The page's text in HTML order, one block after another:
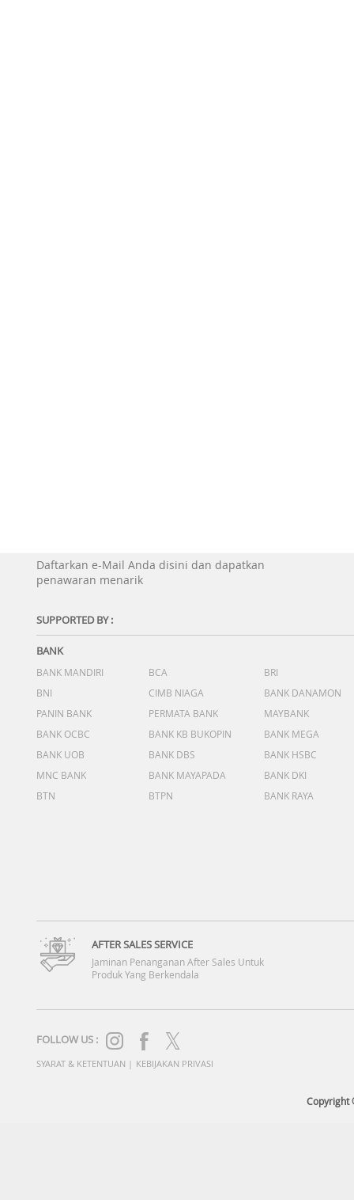
Daftarkan e-Mail Anda disini dan dapatkan
penawaran menarik
SUPPORTED BY :
BANK
BANK MANDIRI BCA
BRI
BNI
CIMB NIAGA
BANK DANAMON
PANIN BANK
PERMATA BANK
MAYBANK
BANK OCBC
BANK KB BUKOPIN
BANK MEGA
BANK UOB
BANK DBS
BANK HSBC
MNC BANK
BANK MAYAPADA
BANK DKI
BTN
BTPN BANK RAYA
AFTER SALES SERVICE
Jaminan Penanganan After Sales Untuk
Produk Yang Berkendala
FOLLOW US :
SYARAT & KETENTUAN | KEBIJAKAN PRIVASI
Copyright